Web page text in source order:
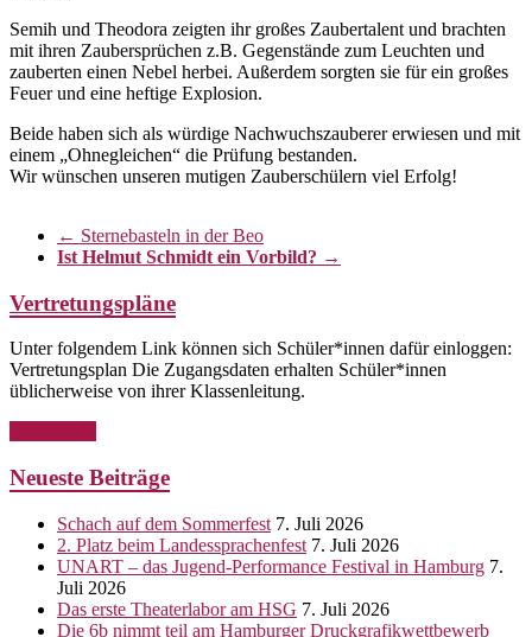
Semih und Theodora zeigten ihr großes Zaubertalent und brachten
mit ihren Zaubersprüchen z.B. Gegenstände zum Leuchten und
zauberten einen Nebel herbei. Außerdem sorgten sie für ein großes
Feuer und eine heftige Explosion.
Beide haben sich als würdige Nachwuchszauberer erwiesen und mit
einem „Ohnegleichen“ die Prüfung bestanden.
Wir wünschen unseren mutigen Zauberschülern viel Erfolg!
← Sternebasteln in der Beo
Ist Helmut Schmidt ein Vorbild? →
Vertretungspläne
Unter folgendem Link können sich Schüler*innen dafür einloggen:
Vertretungsplan Die Zugangsdaten erhalten Schüler*innen
üblicherweise von ihrer Klassenleitung.
Neueste Beiträge
Schach auf dem Sommerfest 7. Juli 2026
2. Platz beim Landessprachenfest 7. Juli 2026
UNART – das Jugend-Performance Festival in Hamburg 7.
Juli 2026
Das erste Theaterlabor am HSG 7. Juli 2026
Die 6b nimmt teil am Hamburger Druckgrafikwettbewerb